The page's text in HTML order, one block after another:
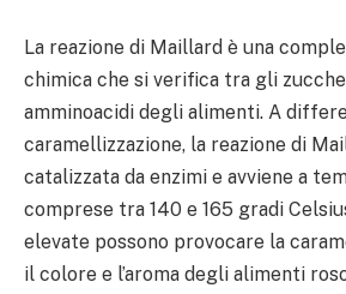
La reazione di Maillard è una
chimica che si verifica tra gli
amminoacidi degli alimenti. A
caramellizzazione, la reazione di
catalizzata da enzimi e avviene a
comprese tra 140 e 165 gradi
elevate possono provocare la
il colore e l’aroma degli alimenti